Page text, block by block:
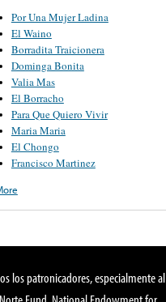
Por Una Mujer Ladina
El Waino
Borradita Traicionera
Dominga Bonita
Valia Mas
El Borracho
Para Que Quiero Vivir
Maria Maria
El Chongo
Francisco Martinez
los patronicadores, especialmente al